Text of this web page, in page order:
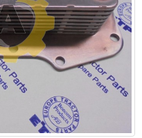
.xls, .xlsx